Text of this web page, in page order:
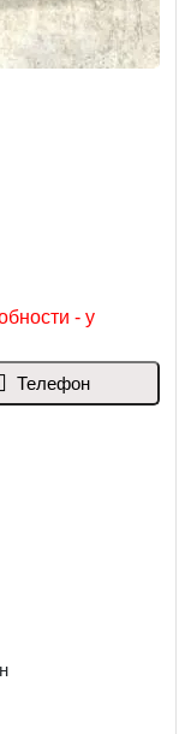
- у
Телефон